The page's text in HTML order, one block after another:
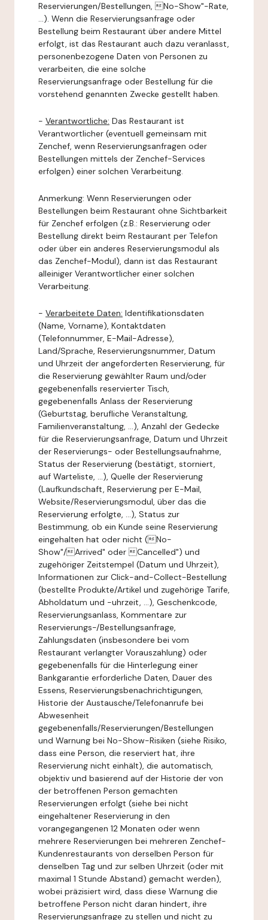
Reservierungen/Bestellungen, No-Show"-Rate,
...). Wenn die Reservierungsanfrage oder
Bestellung beim Restaurant über andere Mittel
erfolgt, ist das Restaurant auch dazu veranlasst,
personenbezogene Daten von Personen zu
verarbeiten, die eine solche
Reservierungsanfrage oder Bestellung für die
vorstehend genannten Zwecke gestellt haben.
- Verantwortliche: Das Restaurant ist
Verantwortlicher (eventuell gemeinsam mit
Zenchef, wenn Reservierungsanfragen oder
Bestellungen mittels der Zenchef-Services
erfolgen) einer solchen Verarbeitung.
Anmerkung: Wenn Reservierungen oder
Bestellungen beim Restaurant ohne Sichtbarkeit
für Zenchef erfolgen (z.B.: Reservierung oder
Bestellung direkt beim Restaurant per Telefon
oder über ein anderes Reservierungsmodul als
das Zenchef-Modul), dann ist das Restaurant
alleiniger Verantwortlicher einer solchen
Verarbeitung.
- Verarbeitete Daten: Identifikationsdaten
(Name, Vorname), Kontaktdaten
(Telefonnummer, E-Mail-Adresse),
Land/Sprache, Reservierungsnummer, Datum
und Uhrzeit der angeforderten Reservierung, für
die Reservierung gewählter Raum und/oder
gegebenenfalls reservierter Tisch,
gegebenenfalls Anlass der Reservierung
(Geburtstag, berufliche Veranstaltung,
Familienveranstaltung, ...), Anzahl der Gedecke
für die Reservierungsanfrage, Datum und Uhrzeit
der Reservierungs- oder Bestellungsaufnahme,
Status der Reservierung (bestätigt, storniert,
auf Warteliste, ...), Quelle der Reservierung
(Laufkundschaft, Reservierung per E-Mail,
Website/Reservierungsmodul, über das die
Reservierung erfolgte, ...), Status zur
Bestimmung, ob ein Kunde seine Reservierung
eingehalten hat oder nicht (No-
Show"/Arrived" oder Cancelled") und
zugehöriger Zeitstempel (Datum und Uhrzeit),
Informationen zur Click-and-Collect-Bestellung
(bestellte Produkte/Artikel und zugehörige Tarife,
Abholdatum und -uhrzeit, ...), Geschenkcode,
Reservierungsanlass, Kommentare zur
Reservierungs-/Bestellungsanfrage,
Zahlungsdaten (insbesondere bei vom
Restaurant verlangter Vorauszahlung) oder
gegebenenfalls für die Hinterlegung einer
Bankgarantie erforderliche Daten, Dauer des
Essens, Reservierungsbenachrichtigungen,
Historie der Austausche/Telefonanrufe bei
Abwesenheit
gegebenenfalls/Reservierungen/Bestellungen
und Warnung bei No-Show-Risiken (siehe Risiko,
dass eine Person, die reserviert hat, ihre
Reservierung nicht einhält), die automatisch,
objektiv und basierend auf der Historie der von
der betroffenen Person gemachten
Reservierungen erfolgt (siehe bei nicht
eingehaltener Reservierung in den
vorangegangenen 12 Monaten oder wenn
mehrere Reservierungen bei mehreren Zenchef-
Kundenrestaurants von derselben Person für
denselben Tag und zur selben Uhrzeit (oder mit
maximal 1 Stunde Abstand) gemacht werden),
wobei präzisiert wird, dass diese Warnung die
betroffene Person nicht daran hindert, ihre
Reservierungsanfrage zu stellen und nicht zu